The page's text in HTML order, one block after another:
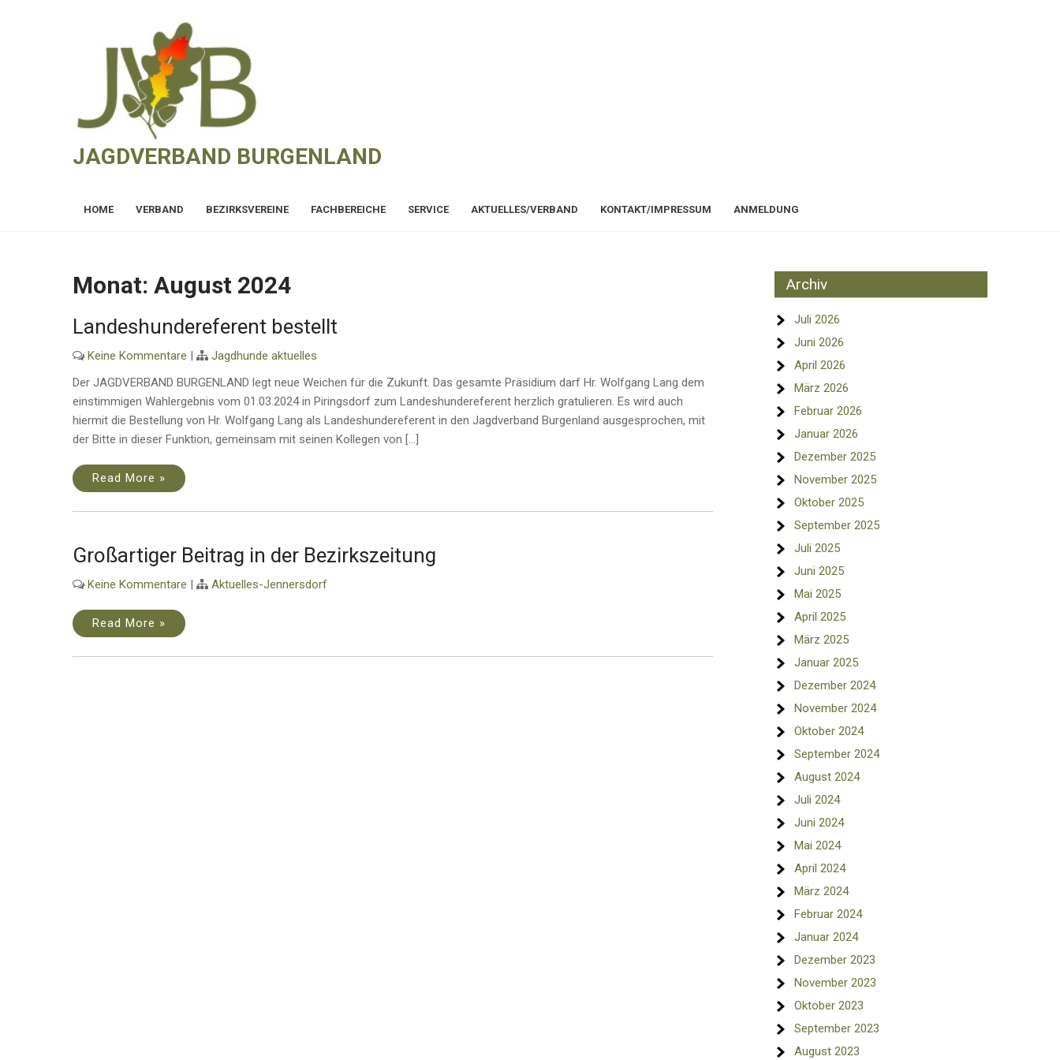
JAGDVERBAND BURGENLAND
HOME VERBAND BEZIRKSVEREINE FACHBEREICHE SERVICE AKTUELLES/VERBAND KONTAKT/IMPRESSUM ANMELDUNG
Monat: August 2024
Landeshundereferent bestellt
Keine Kommentare |
Jagdhunde aktuelles
Der JAGDVERBAND BURGENLAND legt neue Weichen für die Zukunft. Das gesamte Präsidium darf Hr. Wolfgang Lang dem
einstimmigen Wahlergebnis vom 01.03.2024 in Piringsdorf zum Landeshundereferent herzlich gratulieren. Es wird auch
hiermit die Bestellung von Hr. Wolfgang Lang als Landeshundereferent in den Jagdverband Burgenland ausgesprochen, mit
der Bitte in dieser Funktion, gemeinsam mit seinen Kollegen von […]
Read More »
Großartiger Beitrag in der Bezirkszeitung
Keine Kommentare | Aktuelles-Jennersdorf
Read More »
Archiv
Juli 2026
Juni 2026
April 2026
März 2026
Februar 2026
Januar 2026
Dezember 2025
November 2025
Oktober 2025
September 2025
Juli 2025
Juni 2025
Mai 2025
April 2025
März 2025
Januar 2025
Dezember 2024
November 2024
Oktober 2024
September 2024
August 2024
Juli 2024
Juni 2024
Mai 2024
April 2024
März 2024
Februar 2024
Januar 2024
Dezember 2023
November 2023
Oktober 2023
September 2023
August 2023